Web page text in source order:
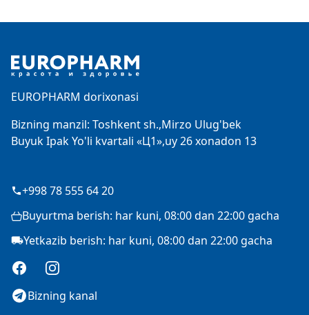
EUROPHARM dorixonasi
Bizning manzil: Toshkent sh.,Mirzo Ulug'bek
Buyuk Ipak Yo'li kvartali «Ц1»,uy 26 xonadon 13
+998 78 555 64 20
Buyurtma berish: har kuni, 08:00 dan 22:00 gacha
Yetkazib berish: har kuni, 08:00 dan 22:00 gacha
FacebookInstagram
Bizning kanal